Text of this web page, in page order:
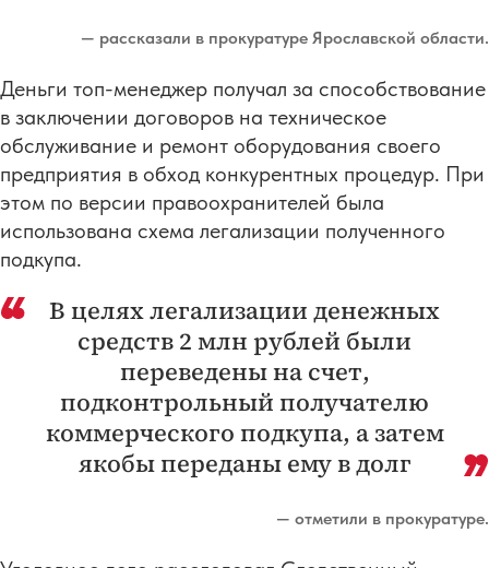
— рассказали в прокуратуре Ярославской области.
Деньги топ-менеджер получал за способствование
в заключении договоров на техническое
обслуживание и ремонт оборудования своего
предприятия в обход конкурентных процедур. При
этом по версии правоохранителей была
использована схема легализации полученного
подкупа.
В целях легализации денежных
средств 2 млн рублей были
переведены на счет,
подконтрольный получателю
коммерческого подкупа, а затем
якобы переданы ему в долг
— отметили в прокуратуре.